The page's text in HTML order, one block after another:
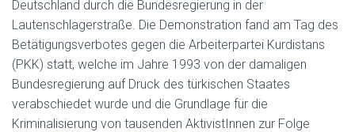
Deutschland durch die Bundesregierung in der
Lautenschlagerstraße. Die Demonstration fand am Tag des
Betätigungsverbotes gegen die Arbeiterpartei Kurdistans
(PKK) statt, welche im Jahre 1993 von der damaligen
Bundesregierung auf Druck des türkischen Staates
verabschiedet wurde und die Grundlage für die
Kriminalisierung von tausenden AktivistInnen zur Folge